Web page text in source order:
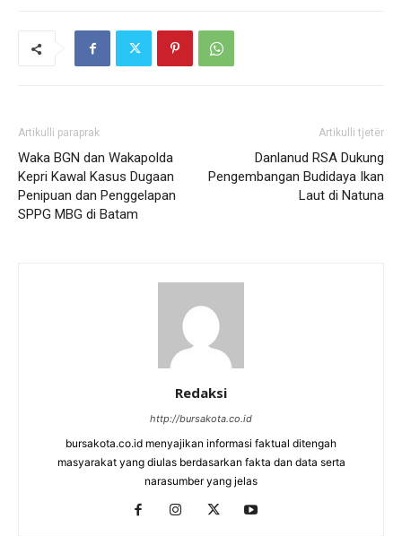
Artikulli paraprak
Waka BGN dan Wakapolda
Kepri Kawal Kasus Dugaan
Penipuan dan Penggelapan
SPPG MBG di Batam
Artikulli tjetër
Danlanud RSA Dukung
Pengembangan Budidaya Ikan
Laut di Natuna
Redaksi
http://bursakota.co.id
bursakota.co.id menyajikan informasi faktual ditengah
masyarakat yang diulas berdasarkan fakta dan data serta
narasumber yang jelas